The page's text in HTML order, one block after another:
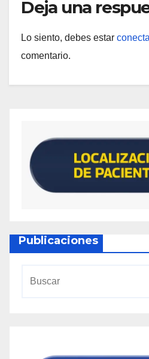
Deja una
Lo siento, debes estar
comentario.
Publicaciones